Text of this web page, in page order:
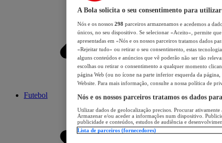
Futebol
A Bola solicita o seu consentimento para utilizar
Nós e os nossos 298 parceiros armazenamos e acedemos a
únicos, no seu dispositivo. Se selecionar «Aceito», permite
apresentadas em «Nós e os nossos parceiros tratamos dados
«Rejeitar tudo» ou retirar o seu consentimento, estas
alguns conteúdos e anúncios que vê poderão não ser tão
escolhas ou retirar o consentimento a qualquer momento
página Web (ou no ícone na parte inferior esquerda da página,
Website. Para mais informação, consulte a nossa política de
Nós e os nossos parceiros tratamos os dados
Utilizar dados de geolocalização precisos. Procurar
Armazenar e/ou aceder a informações num dispositivo.
publicidade e conteúdos, estudos de audiência e
Lista de parceiros (fornecedores)